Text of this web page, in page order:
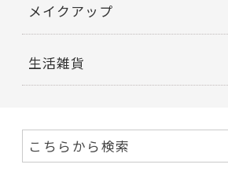
メイクアップ
生活雑貨